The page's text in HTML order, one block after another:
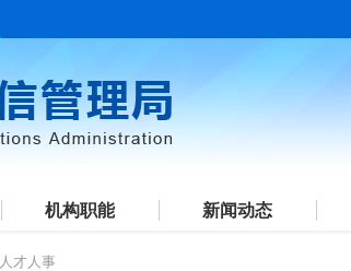
机构职能 新闻动态
人才人事